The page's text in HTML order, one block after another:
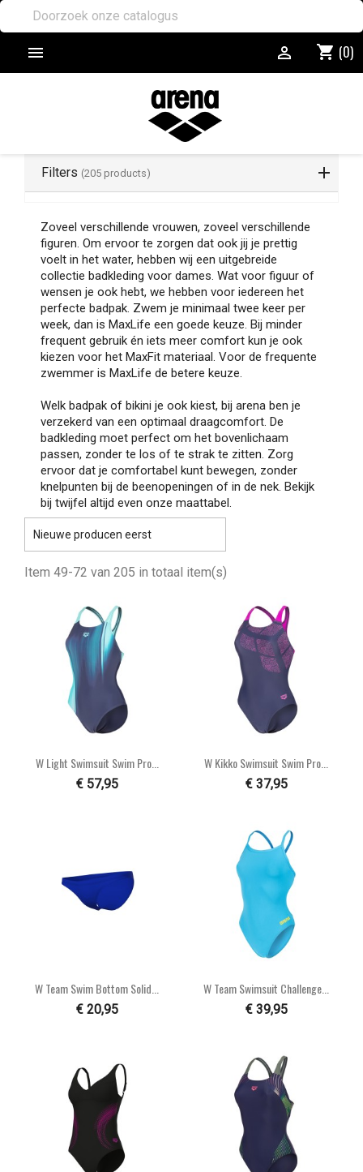
 shopping_cart (0)

Filters (205 products)
Zoveel verschillende vrouwen, zoveel verschillende
figuren. Om ervoor te zorgen dat ook jij je prettig
voelt in het water, hebben wij een uitgebreide
collectie badkleding voor dames. Wat voor figuur of
wensen je ook hebt, we hebben voor iedereen het
perfecte badpak. Zwem je minimaal twee keer per
week, dan is MaxLife een goede keuze. Bij minder
frequent gebruik én iets meer comfort kun je ook
kiezen voor het MaxFit materiaal. Voor de frequente
zwemmer is MaxLife de betere keuze.
Welk badpak of bikini je ook kiest, bij arena ben je
verzekerd van een optimaal draagcomfort. De
badkleding moet perfect om het bovenlichaam
passen, zonder te los of te strak te zitten. Zorg
ervoor dat je comfortabel kunt bewegen, zonder
knelpunten bij de beenopeningen of in de nek. Bekijk
bij twijfel altijd even onze maattabel.
Nieuwe producen eerst
Item 49-72 van 205 in totaal item(s)
W Light Swimsuit Swim Pro...
€ 57,95
W Kikko Swimsuit Swim Pro...
€ 37,95
W Team Swim Bottom Solid...
€ 20,95
W Team Swimsuit Challenge...
€ 39,95